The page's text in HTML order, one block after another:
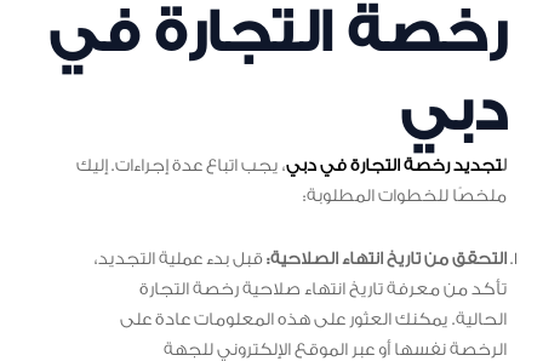
رخصة التجارة في
دبي
لتجديد رخصة التجارة في دبي، يجب اتباع عدة إجراءات. إليك
ملخصًا للخطوات المطلوبة:
التحقق من تاريخ انتهاء الصلاحية:قبل بدء عملية التجديد،
تأكد من معرفة تاريخ انتهاء صلاحية رخصة التجارة
الحالية. يمكنك العثور على هذه المعلومات عادة على
الرخصة نفسها أو عبر الموقع الإلكتروني للجهة